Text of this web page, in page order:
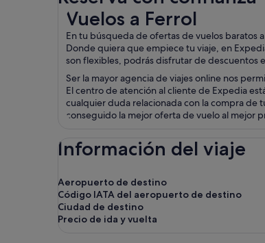
Vuelos a Ferrol
En tu búsqueda de ofertas de vuelos baratos
Donde quiera que empiece tu viaje, en
son flexibles, podrás disfrutar de descuentos
Ser la mayor agencia de viajes online nos
El centro de atención al cliente de Expedia
cualquier duda relacionada con la compra de
conseguido la mejor oferta de vuelo al mejor
Vuelos a Ferrol
Información del viaje
Aeropuerto de destino
Código IATA del aeropuerto de destino
Ciudad de destino
Precio de ida y vuelta